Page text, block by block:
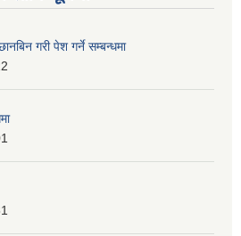
गरी पेश गर्ने सम्बन्धमा